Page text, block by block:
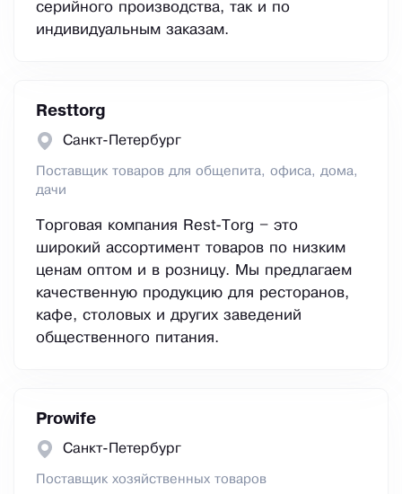
серийного производства, так и по
индивидуальным заказам.
Resttorg
Санкт-Петербург
Поставщик товаров для общепита, офиса, дома,
дачи
Торговая компания Rest-Torg – это
широкий ассортимент товаров по низким
ценам оптом и в розницу. Мы предлагаем
качественную продукцию для ресторанов,
кафе, столовых и других заведений
общественного питания.
Prowife
Санкт-Петербург
Поставщик хозяйственных товаров